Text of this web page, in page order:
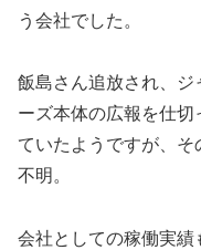
う会社でした。
飯島さん追放され、ジ
ーズ本体の広報を仕
ていたようですが、
不明。
会社としての稼働実績